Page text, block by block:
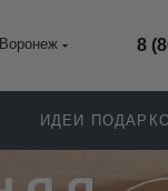
Воронеж 8
ИДЕИ